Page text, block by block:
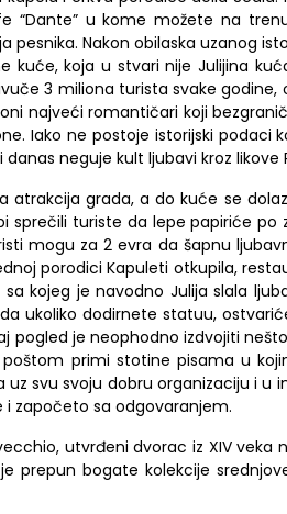
“Dante” u kome možete na
pesnika. Nakon obilaska uzanog
kuće, koja u stvari nije Julijina
3 miliona turista svake godine,
najveći romantičari koji
Iako ne postoje istorijski podaci
i danas neguje kult ljubavi kroz likove
atrakcija grada, a do kuće se
sprečili turiste da lepe papiriće po
mogu za 2 evra da šapnu
porodici Kapuleti otkupila,
kojeg je navodno Julija slala
ukoliko dodirnete statuu,
pogled je neophodno izdvojiti
primi stotine pisama u
uz svu svoju dobru organizacijui u
i započeto sa odgovaranjem.
, utvrđeni dvorac iz XIV veka
prepun bogate kolekcije srednj